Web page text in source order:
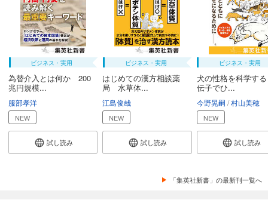
ビジネス・実用
為替介入とは何か 200
兆円規模...
服部孝洋
NEW
試し読み
ビジネス・実用
はじめての漢方相談薬
局 水草体...
江島俊哉
NEW
試し読み
ビジネス・実用
犬の性格を科学す
伝子でひ...
今野晃嗣 村山美穂
NEW
試し読み
「集英社新書」の最新刊一覧へ